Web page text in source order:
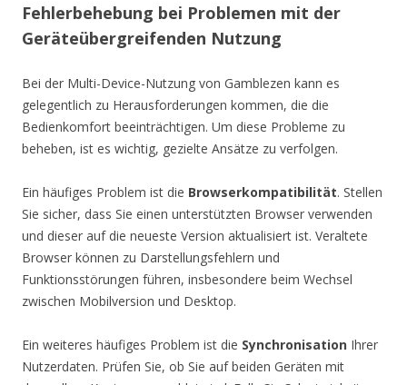
Fehlerbehebung bei Problemen mit der
Geräteübergreifenden Nutzung
Bei der Multi-Device-Nutzung von Gamblezen kann es
gelegentlich zu Herausforderungen kommen, die die
Bedienkomfort beeinträchtigen. Um diese Probleme zu
beheben, ist es wichtig, gezielte Ansätze zu verfolgen.
Ein häufiges Problem ist die Browserkompatibilität. Stellen
Sie sicher, dass Sie einen unterstützten Browser verwenden
und dieser auf die neueste Version aktualisiert ist. Veraltete
Browser können zu Darstellungsfehlern und
Funktionsstörungen führen, insbesondere beim Wechsel
zwischen Mobilversion und Desktop.
Ein weiteres häufiges Problem ist die Synchronisation Ihrer
Nutzerdaten. Prüfen Sie, ob Sie auf beiden Geräten mit